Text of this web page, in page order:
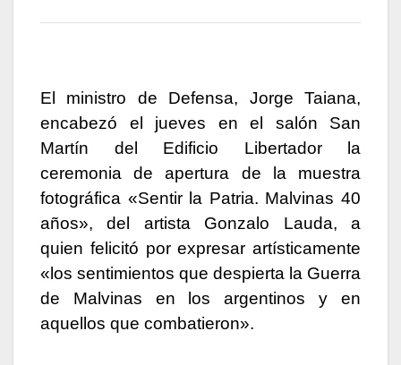
El ministro de Defensa, Jorge Taiana,
encabezó el jueves en el salón San
Martín del Edificio Libertador la
ceremonia de apertura de la muestra
fotográfica «Sentir la Patria. Malvinas 40
años», del artista Gonzalo Lauda, a
quien felicitó por expresar artísticamente
«los sentimientos que despierta la Guerra
de Malvinas en los argentinos y en
aquellos que combatieron».